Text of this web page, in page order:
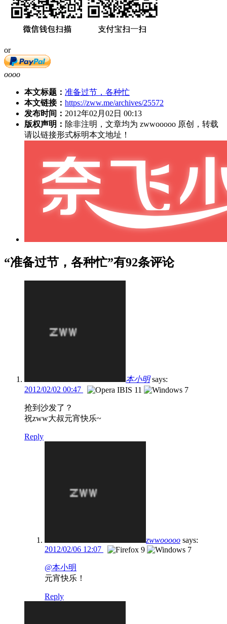
or
oooo
本文标题： 准备过节，各种忙
本文链接： https://zww.me/archives/25572
发布时间： 2012年02月02日 00:13
版权声明： 除非注明，文章均为 zwwooooo 原创，转载
请以链接形式标明本文地址！
“准备过节，各种忙”有92条评论
本小明 says:
2012/02/02 00:47
抢到沙发了？
祝zww大叔元宵快乐~
Reply
zwwooooo says:
2012/02/06 12:07
@本小明
元宵快乐！
Reply